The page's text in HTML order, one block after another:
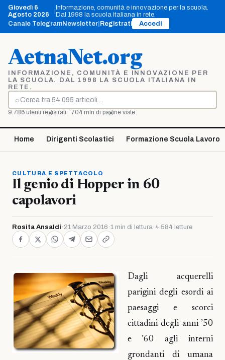
Vai
contenuto
Giovedì 6
Agosto 2026
Informazione, comunità e innovazione per la scuola.
Dal 1998 la scuola italiana in rete.
Canale TelegramNewsletter Registrati Accedi
AetnaNet.org
INFORMAZIONE, COMUNITÀ E INNOVAZIONE PER
LA SCUOLA. DAL 1998 LA SCUOLA ITALIANA IN
RETE.
⌕
Cerca
9.786 utenti registrati · 704 mln di pagine viste
Home Dirigenti Scolastici Formazione Scuola Lavoro
CULTURA E SPETTACOLO
Il genio di Hopper in 60
capolavori
Rosita Ansaldi · 21 Marzo 2016 ·1 min di lettura· 4.584 letture
Dagli acquerelli
parigini degli esordi ai
paesaggi e scorci
cittadini degli anni ’50
e ’60 agli interni
grondanti di umana